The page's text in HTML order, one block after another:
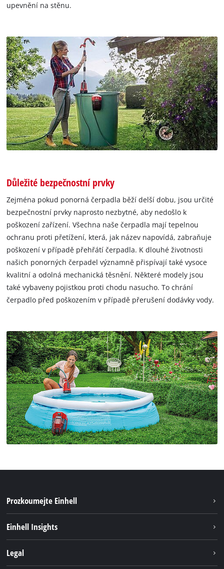
upevnění na stěnu.
Důležité bezpečnostní prvky
Zejména pokud ponorná čerpadla běží delší dobu, jsou určité
bezpečnostní prvky naprosto nezbytné, aby nedošlo k
poškození zařízení. Všechna naše čerpadla mají tepelnou
ochranu proti přetížení, která, jak název napovídá, zabraňuje
poškození v případě přehřátí čerpadla. K dlouhé životnosti
našich ponorných čerpadel významně přispívají také vysoce
kvalitní a odolná mechanická těsnění. Některé modely jsou
také vybaveny pojistkou proti chodu nasucho. To chrání
čerpadlo před poškozením v případě přerušení dodávky vody.
Prozkoumejte Einhell
Systém akumulátorů
Einhell Insights
Legal